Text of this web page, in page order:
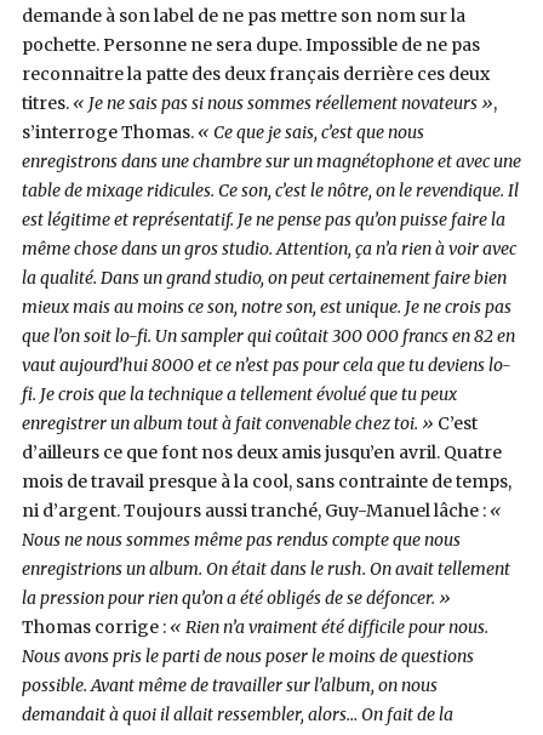
demande à son label de ne pas mettre son nom sur la
pochette. Personne ne sera dupe. Impossible de ne pas
reconnaitre la patte des deux français derrière ces deux
titres. « Je ne sais pas si nous sommes réellement novateurs »,
s’interroge Thomas. « Ce que je sais, c’est que nous
enregistrons dans une chambre sur un magnétophone et avec une
table de mixage ridicules. Ce son, c’est le nôtre, on le revendique. Il
est légitime et représentatif. Je ne pense pas qu’on puisse faire la
même chose dans un gros studio. Attention, ça n’a rien à voir avec
la qualité. Dans un grand studio, on peut certainement faire bien
mieux mais au moins ce son, notre son, est unique. Je ne crois pas
que l’on soit lo-fi. Un sampler qui coûtait 300 000 francs en 82 en
vaut aujourd’hui 8000 et ce n’est pas pour cela que tu deviens lo-
fi. Je crois que la technique a tellement évolué que tu peux
enregistrer un album tout à fait convenable chez toi. » C’est
d’ailleurs ce que font nos deux amis jusqu’en avril. Quatre
mois de travail presque à la cool, sans contrainte de temps,
ni d’argent. Toujours aussi tranché, Guy-Manuel lâche : «
Nous ne nous sommes même pas rendus compte que nous
enregistrions un album. On était dans le rush. On avait tellement
la pression pour rien qu’on a été obligés de se défoncer. »
Thomas corrige : « Rien n’a vraiment été difficile pour nous.
Nous avons pris le parti de nous poser le moins de questions
possible. Avant même de travailler sur l’album, on nous
demandait à quoi il allait ressembler, alors… On fait de la